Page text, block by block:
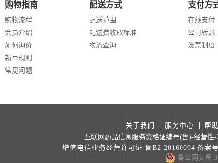
购物指南
购物流程
会员介绍
如何询价
新豆规则
常见问题
配送方式
配送范围
配送费收取标准
物流查询
支付方
在线支付
公司转账
发票制度
关于我们 服务中心
帮
互联网药品信息服务资格证编号(鲁)-经营性-
增值电信业务经营许可证 鲁B2-20160094|备案
鲁公网安备